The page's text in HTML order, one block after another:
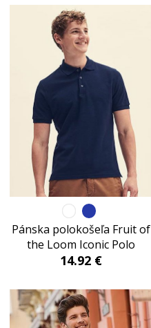
Pánska polokošeľa Fruit of
the Loom Iconic Polo
14.92 €